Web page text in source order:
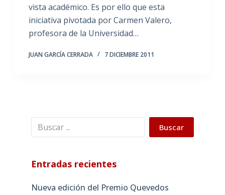
vista académico. Es por ello que esta
iniciativa pivotada por Carmen Valero,
profesora de la Universidad…
JUAN GARCÍA CERRADA 7 DICIEMBRE 2011
Buscar Buscar
Entradas recientes
Nueva edición del Premio Quevedos